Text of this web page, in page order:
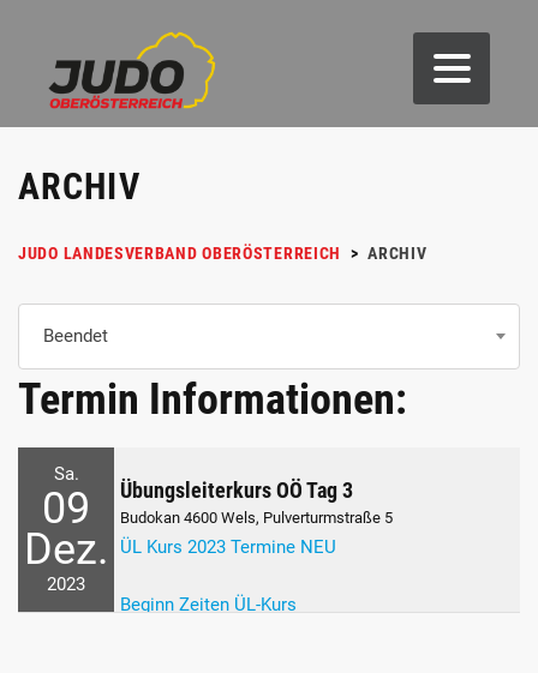
ARCHIV
JUDO LANDESVERBAND OBERÖSTERREICH > ARCHIV
Beendet
Termin Informationen:
Sa.
09
Dez.
2023
Übungsleiterkurs OÖ Tag 3
Budokan 4600 Wels, Pulverturmstraße 5
ÜL Kurs 2023 Termine NEU
Beginn Zeiten ÜL-Kurs